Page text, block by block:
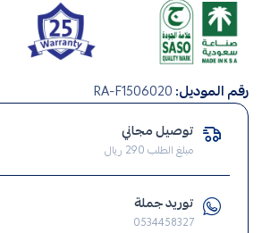
ومفاتيح
,
فيش
رقم الموديل:RA-F1506020
توصيل مجاني
مبلغ الطلب 290 ريال
توريد جملة
0534458327